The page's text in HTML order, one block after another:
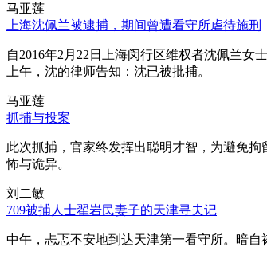
马亚莲
上海沈佩兰被逮捕，期间曾遭看守所虐待施刑
自2016年2月22日上海闵行区维权者沈佩兰女
上午，沈的律师告知：沈已被批捕。
马亚莲
抓捕与投案
此次抓捕，官家终发挥出聪明才智，为避免
怖与诡异。
刘二敏
709被捕人士翟岩民妻子的天津寻夫记
中午，忐忑不安地到达天津第一看守所。暗自